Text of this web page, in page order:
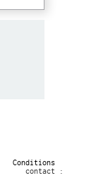
Conditions
contact :